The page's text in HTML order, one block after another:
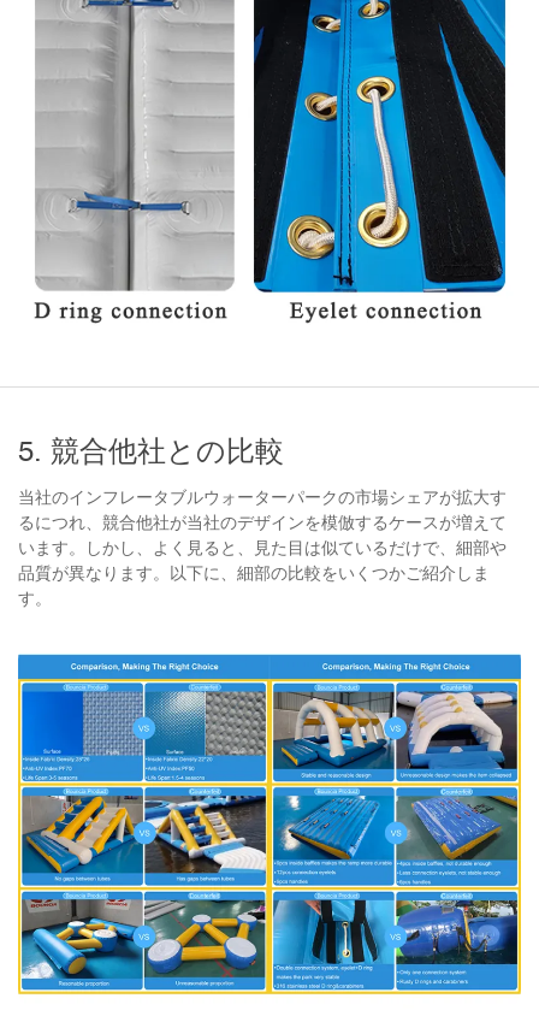
5. 競合他社との比較
当社のインフレータブルウォーターパークの市場シェアが拡大す
るにつれ、競合他社が当社のデザインを模倣するケースが増えて
います。しかし、よく見ると、見た目は似ているだけで、細部や
品質が異なります。以下に、細部の比較をいくつかご紹介しま
す。